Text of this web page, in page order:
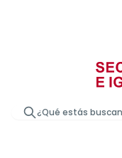
¿Qué estás